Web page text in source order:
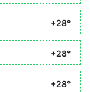
+28°
+28°
+28°